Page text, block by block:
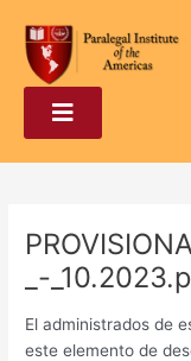
_-
El administrados de
este elemento de
navigation